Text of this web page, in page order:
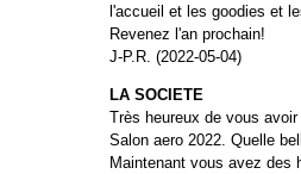
l'accueil et les goodies et
Revenez l'an prochain!
J-P.R. (2022-05-04)
LA SOCIETE
Très heureux de vous
Salon aero 2022. Quelle
Maintenant vous avez des